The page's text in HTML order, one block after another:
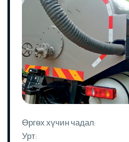
Өргөх хүчин чадал:
Урт: